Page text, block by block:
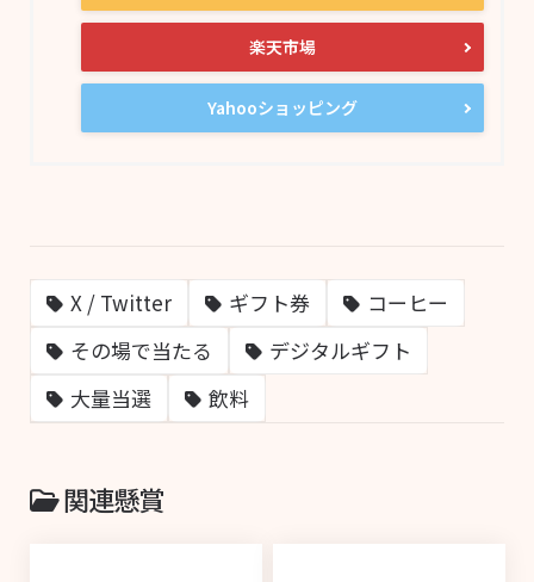
楽天市場
Yahooショッピング
X / Twitter ギフト券
コーヒー
その場で当たる
デジタルギフト
大量当選
飲料
関連懸賞